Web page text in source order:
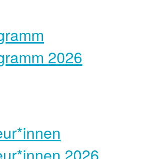
2026
2026